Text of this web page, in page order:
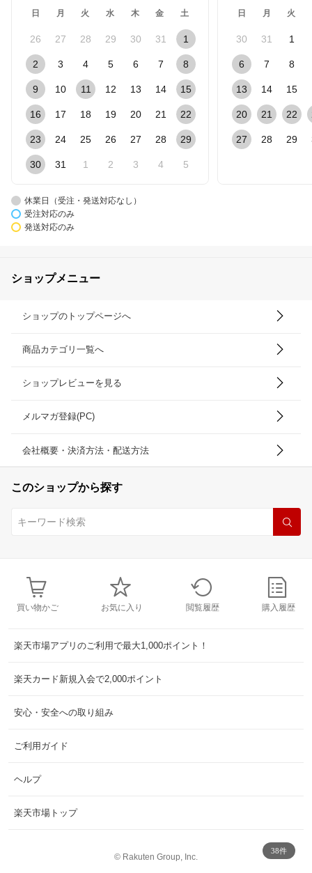
38件
日 月 火 水 木 金 土
26 27 28 29 30 31 1
2 3 4 5 6 7 8
9 10 11 12 13 14 15
16 17 18 19 20 21 22
23 24 25 26 27 28 29
30 31 1 2 3 4 5
日 月 火
30 31 1
6 7 8
13 14 15
20 21 22
27 28 29
休業日（受注・発送対応なし）
受注対応のみ
発送対応のみ
ショップメニュー
ショップのトップページへ
商品カテゴリ一覧へ
ショップレビューを見る
メルマガ登録(PC)
会社概要・決済方法・配送方法
このショップから探す
買い物かご お気に入り 閲覧履歴 購入履歴
楽天市場アプリのご利用で最大1,000ポイント！
楽天カード新規入会で2,000ポイント
安心・安全への取り組み
ご利用ガイド
ヘルプ
楽天市場トップ
© Rakuten Group, Inc.